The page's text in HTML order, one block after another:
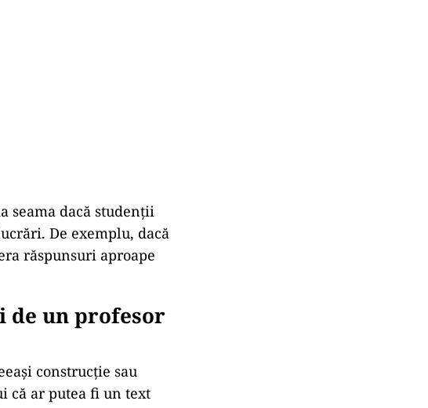
seama dacă studenții
De exemplu, dacă
răspunsuri aproape
de un profesor
construcție sau
că ar putea fi un text